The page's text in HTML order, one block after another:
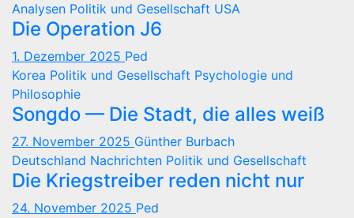
Analysen Politik und Gesellschaft USA
Die Operation J6
1. Dezember 2025 Ped
Korea Politik und Gesellschaft Psychologie und
Philosophie
Songdo — Die Stadt, die alles weiß
27. November 2025 Günther Burbach
Deutschland Nachrichten Politik und Gesellschaft
Die Kriegstreiber reden nicht nur
24. November 2025 Ped